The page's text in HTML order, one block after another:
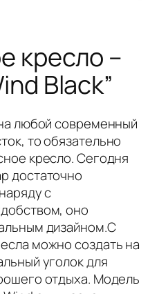
кресло –
Black”
любой современный
то обязательно
кресло. Сегодня
достаточно
с
оно
дизайном.С
можно создать на
уголок для
отдыха. Модель